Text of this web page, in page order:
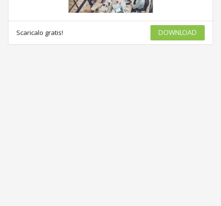
Scaricalo gratis! DOWNLOAD